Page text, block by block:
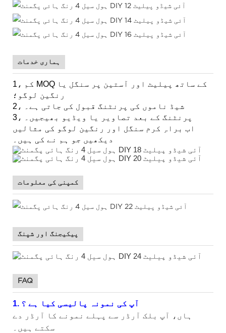
ہماری خدمات
1، کم MOQ کے ساتھ پیلیٹ اور آستین پر سنگل یا
رنگین لوگو؛
2، شیڈ ناموں کی پرنٹنگ قبول کی جاتی ہے۔
3، پرنٹنگ کے بعد تصاویر یا ویڈیو بھیجیں۔
اب براہِ کرم سنگل اور رنگین لوگو کی مثالیں
دیکھیں جو ہم نے کی ہیں۔
کمپنی کی معلومات
پیکیجنگ اور شپنگ
FAQ
1. آپ کی نمونہ پالیسی کیا ہے ؟
ہاں، آپ بلک آرڈر سے پہلے نمونے کا آرڈر دے
سکتے ہیں۔